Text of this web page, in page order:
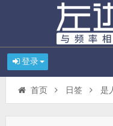
登录
首页 日签 是